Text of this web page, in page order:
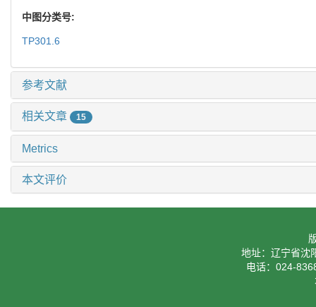
中图分类号:
TP301.6
参考文献
相关文章 15
Metrics
本文评价
地址：辽宁省沈
电话：024-